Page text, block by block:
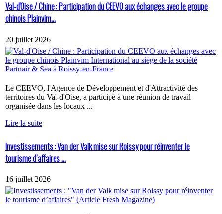
Val-d'Oise / Chine : Participation du CEEVO aux échanges avec le groupe
chinois Plainvim...
20 juillet 2026
Le CEEVO, l'Agence de Développement et d'Attractivité des
territoires du Val-d'Oise, a participé à une réunion de travail
organisée dans les locaux ...
Lire la suite
Investissements : Van der Valk mise sur Roissy pour réinventer le
tourisme d’affaires ...
16 juillet 2026